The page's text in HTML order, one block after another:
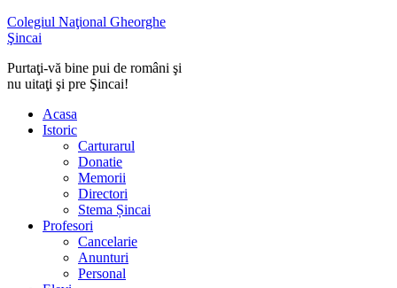
Colegiul Naţional Gheorghe
Şincai
Purtaţi-vă bine pui de români şi
nu uitaţi şi pre Şincai!
Acasa
Istoric
Carturarul
Donatie
Memorii
Directori
Stema Șincai
Profesori
Cancelarie
Anunturi
Personal